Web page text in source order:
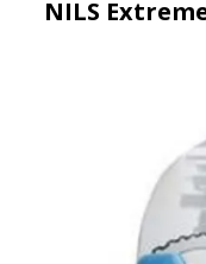
NILS